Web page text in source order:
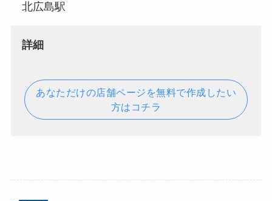
北広島駅
詳細
あなただけの店舗ページを無料で作成したい
方はコチラ